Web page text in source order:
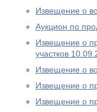
Извещение о
Аукцион по
Извещение о
участков
Извещение о
Извещение о
Извещение о